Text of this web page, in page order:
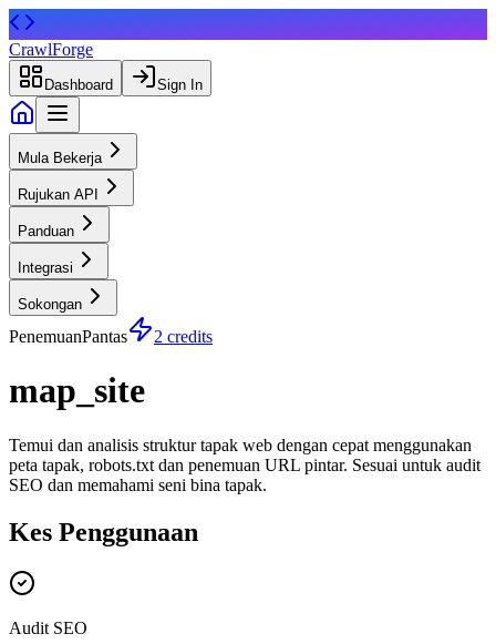
CrawlForge
Dashboard Sign In
Mula Bekerja
Rujukan API
Panduan
Integrasi
Sokongan
PenemuanPantas 2 credits
map_site
Temui dan analisis struktur tapak web dengan cepat menggunakan
peta tapak, robots.txt dan penemuan URL pintar. Sesuai untuk audit
SEO dan memahami seni bina tapak.
Kes Penggunaan
Audit SEO